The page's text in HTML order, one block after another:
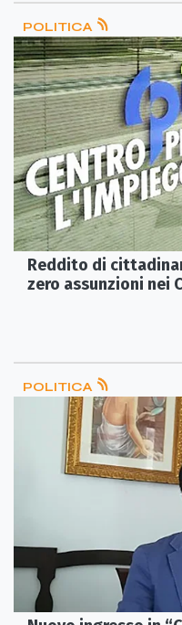
POLITICA
Reddito di
zero assunzioni nei
POLITICA